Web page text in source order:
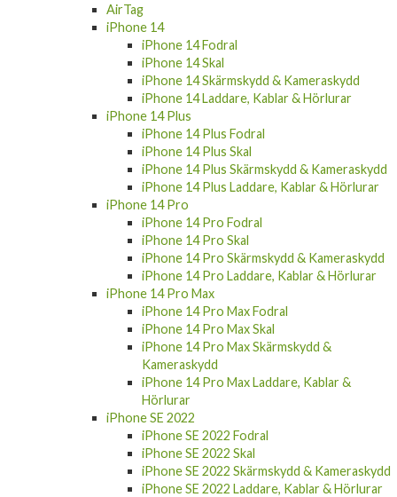
AirTag
iPhone 14
iPhone 14 Fodral
iPhone 14 Skal
iPhone 14 Skärmskydd & Kameraskydd
iPhone 14 Laddare, Kablar & Hörlurar
iPhone 14 Plus
iPhone 14 Plus Fodral
iPhone 14 Plus Skal
iPhone 14 Plus Skärmskydd & Kameraskydd
iPhone 14 Plus Laddare, Kablar & Hörlurar
iPhone 14 Pro
iPhone 14 Pro Fodral
iPhone 14 Pro Skal
iPhone 14 Pro Skärmskydd & Kameraskydd
iPhone 14 Pro Laddare, Kablar & Hörlurar
iPhone 14 Pro Max
iPhone 14 Pro Max Fodral
iPhone 14 Pro Max Skal
iPhone 14 Pro Max Skärmskydd &
Kameraskydd
iPhone 14 Pro Max Laddare, Kablar &
Hörlurar
iPhone SE 2022
iPhone SE 2022 Fodral
iPhone SE 2022 Skal
iPhone SE 2022 Skärmskydd & Kameraskydd
iPhone SE 2022 Laddare, Kablar & Hörlurar